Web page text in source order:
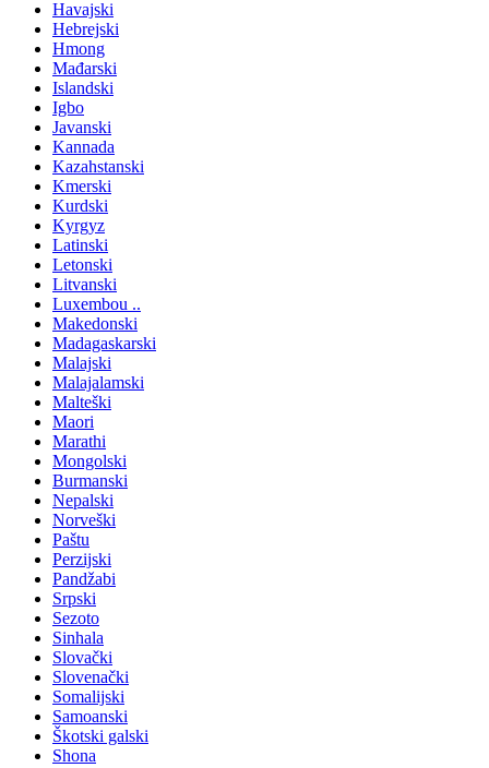
Havajski
Hebrejski
Hmong
Mađarski
Islandski
Igbo
Javanski
Kannada
Kazahstanski
Kmerski
Kurdski
Kyrgyz
Latinski
Letonski
Litvanski
Luxembou ..
Makedonski
Madagaskarski
Malajski
Malajalamski
Malteški
Maori
Marathi
Mongolski
Burmanski
Nepalski
Norveški
Paštu
Perzijski
Pandžabi
Srpski
Sezoto
Sinhala
Slovački
Slovenački
Somalijski
Samoanski
Škotski galski
Shona